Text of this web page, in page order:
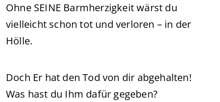
Ohne SEINE Barmherzigkeit wärst du
vielleicht schon tot und verloren – in der
Hölle.
Doch Er hat den Tod von dir abgehalten!
Was hast du Ihm dafür gegeben?